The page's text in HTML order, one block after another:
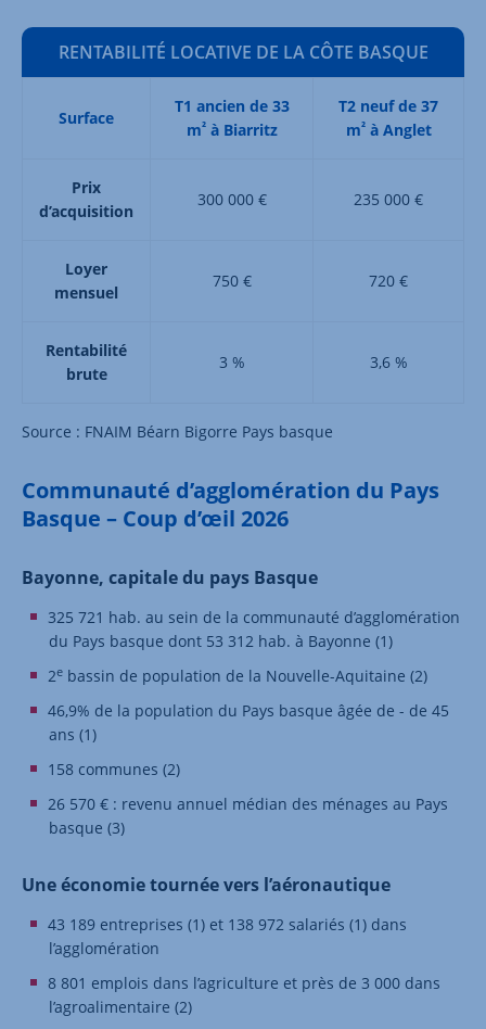
RENTABILITÉ LOCATIVE DE LA CÔTE BASQUE
Surface
T1 ancien de 33
m²à Biarritz
T2 neuf de 37
m²à Anglet
Prix
d’acquisition
300 000 € 235 000 €
Loyer
mensuel
750 € 720 €
Rentabilité
brute
3 % 3,6 %
Source : FNAIM Béarn Bigorre Pays basque
Communauté d’agglomération du Pays
Basque – Coup d’œil 2026
Bayonne, capitale du pays Basque
325 721 hab. au sein de la communauté d’agglomération
du Pays basque dont 53 312 hab. à Bayonne (1)
2e bassin de population de la Nouvelle-Aquitaine (2)
46,9% de la population du Pays basque âgée de - de 45
ans (1)
158 communes (2)
26 570 € : revenu annuel médian des ménages au Pays
basque (3)
Une économie tournée vers l’aéronautique
43 189 entreprises (1) et 138 972 salariés (1) dans
l’agglomération
8 801 emplois dans l’agriculture et près de 3 000 dans
l’agroalimentaire (2)